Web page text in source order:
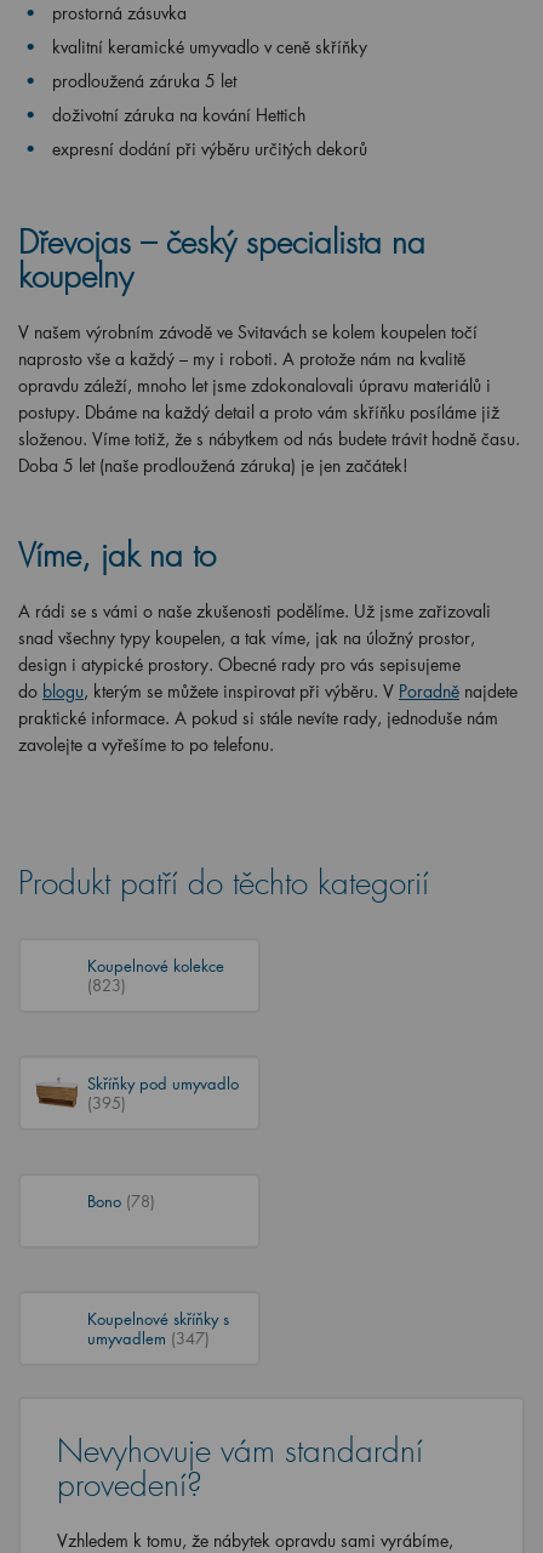
prostorná zásuvka
kvalitní keramické umyvadlo v ceně skříňky
prodloužená záruka 5 let
doživotní záruka na kování Hettich
expresní dodání při výběru určitých dekorů
Dřevojas – český specialista na
koupelny
V našem výrobním závodě ve Svitavách se kolem koupelen točí
naprosto vše a každý – my i roboti. A protože nám na kvalitě
opravdu záleží, mnoho let jsme zdokonalovali úpravu materiálů i
postupy. Dbáme na každý detail a proto vám skříňku posíláme již
složenou. Víme totiž, že s nábytkem od nás budete trávit hodně času.
Doba 5 let (naše prodloužená záruka) je jen začátek!
Víme, jak na to
A rádi se s vámi o naše zkušenosti podělíme. Už jsme zařizovali
snad všechny typy koupelen, a tak víme, jak na úložný prostor,
design i atypické prostory. Obecné rady pro vás sepisujeme
do blogu, kterým se můžete inspirovat při výběru. V Poradně najdete
praktické informace. A pokud si stále nevíte rady, jednoduše nám
zavolejte a vyřešíme to po telefonu.
Produkt patří do těchto kategorií
Koupelnové kolekce
(823)
Skříňky pod umyvadlo
(395)
Bono (78)
Koupelnové skříňky s
umyvadlem (347)
Nevyhovuje vám standardní
provedení?
Vzhledem k tomu, že nábytek opravdu sami vyrábíme,